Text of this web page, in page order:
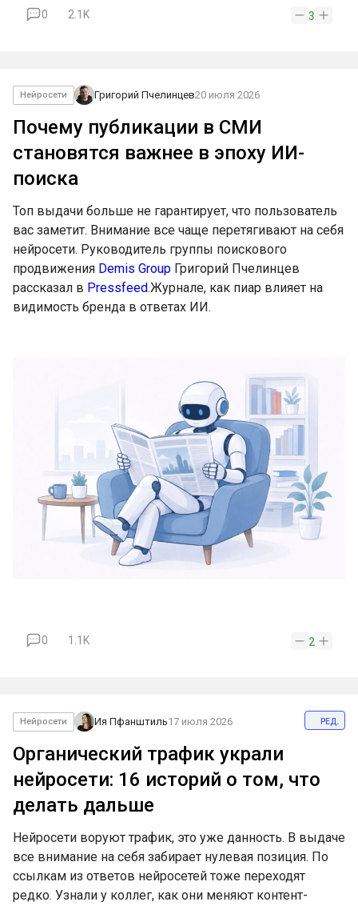
0 2.1K 3
Нейросети Григорий Пчелинцев20 июля 2026
Почему публикации в СМИ
становятся важнее в эпоху ИИ-
поиска
Топ выдачи больше не гарантирует, что пользователь
вас заметит. Внимание все чаще перетягивают на себя
нейросети. Руководитель группы поискового
продвижения Demis Group Григорий Пчелинцев
рассказал в Pressfeed.Журнале, как пиар влияет на
видимость бренда в ответах ИИ.
0 1.1K 2
Нейросети Ия Пфанштиль17 июля 2026 ред.
Органический трафик украли
нейросети: 16 историй о том, что
делать дальше
Нейросети воруют трафик, это уже данность. В выдаче
все внимание на себя забирает нулевая позиция. По
ссылкам из ответов нейросетей тоже переходят
редко. Узнали у коллег, как они меняют контент-